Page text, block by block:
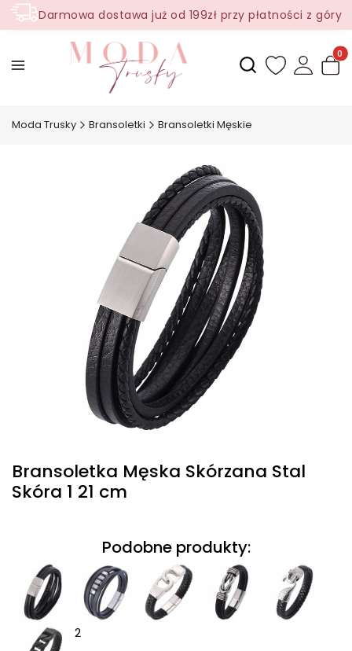
Darmowa dostawa już od 199zł przy płatności z góry
Otwórz
Moda Trusky Bransoletki Bransoletki Męskie
Bransoletka Męska Skórzana Stal
Skóra 1 21 cm
Podobne produkty:
2